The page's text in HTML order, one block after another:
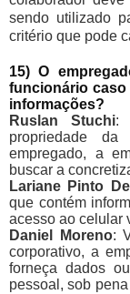
sendo utilizado
critério que pode
15) O
funcionário
informações?
Ruslan Stuchi:
propriedade
empregado, a
buscar a
Lariane Pinto
que contém
acesso ao celular
Daniel Moreno:
corporativo, a
forneça dados
pessoal, sob